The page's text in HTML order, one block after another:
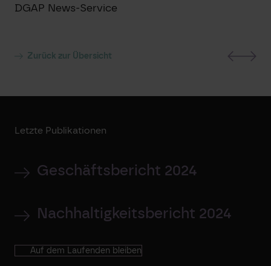
DGAP News-Service
Zurück zur Übersicht
Letzte Publikationen
Geschäftsbericht 2024
Nachhaltigkeitsbericht 2024
Auf dem Laufenden bleiben